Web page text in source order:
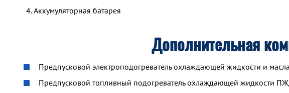
Аккумуляторная батарея
Дополнительная
Предпусковой электроподогреватель охлаждающей жидкости и
Предпусковой топливный подогреватель охлаждающей жидкости